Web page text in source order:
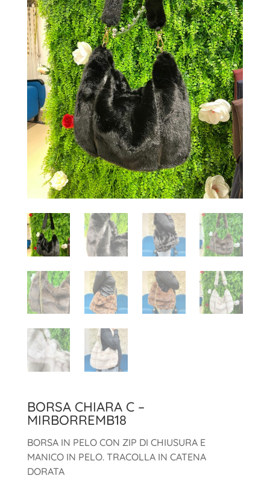
BORSA CHIARA C –
MIRBORREMB18
BORSA IN PELO CON ZIP DI CHIUSURA E
MANICO IN PELO. TRACOLLA IN CATENA
DORATA